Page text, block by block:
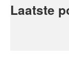
Laatste